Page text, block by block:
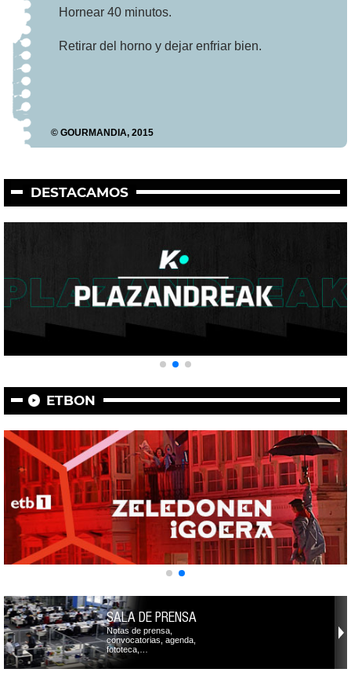
Hornear 40 minutos.
Retirar del horno y dejar enfriar bien.
© GOURMANDIA, 2015
DESTACAMOS
ETBON
SALA DE PRENSA
Notas de prensa,
convocatorias, agenda,
fototeca,…